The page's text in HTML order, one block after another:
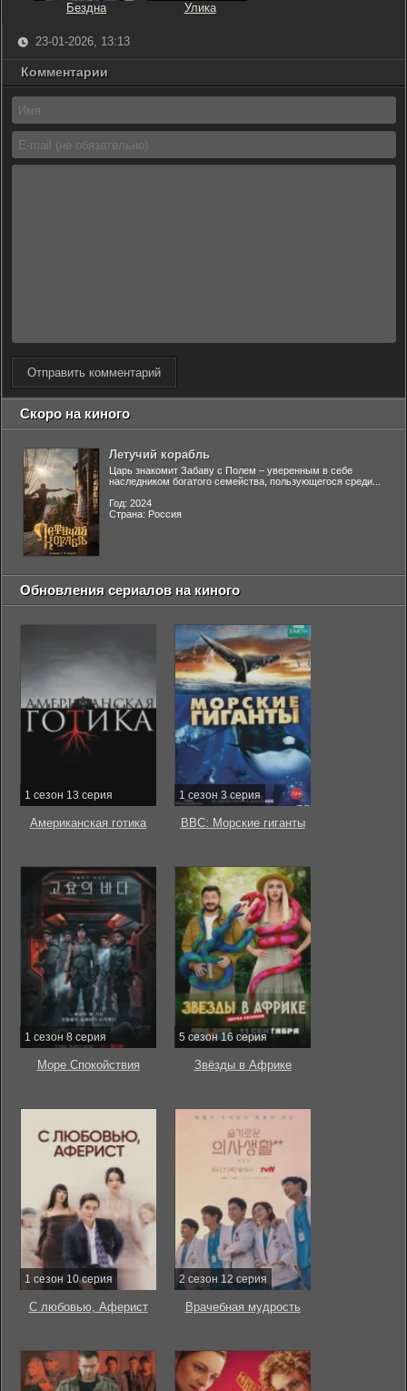
Бездна Улика
23-01-2026, 13:13
Комментарии
Отправить комментарий
Скоро на киного
Летучий корабль
Царь знакомит Забаву с Полем – уверенным в себе
наследником богатого семейства, пользующегося среди...
Год: 2024
Страна: Россия
Обновления сериалов на киного
1 сезон 13 серия
Американская готика
1 сезон 3 серия
BBC: Морские гиганты
1 сезон 8 серия
Море Спокойствия
5 сезон 16 серия
Звёзды в Африке
1 сезон 10 серия
С любовью, Аферист
2 сезон 12 серия
Врачебная мудрость